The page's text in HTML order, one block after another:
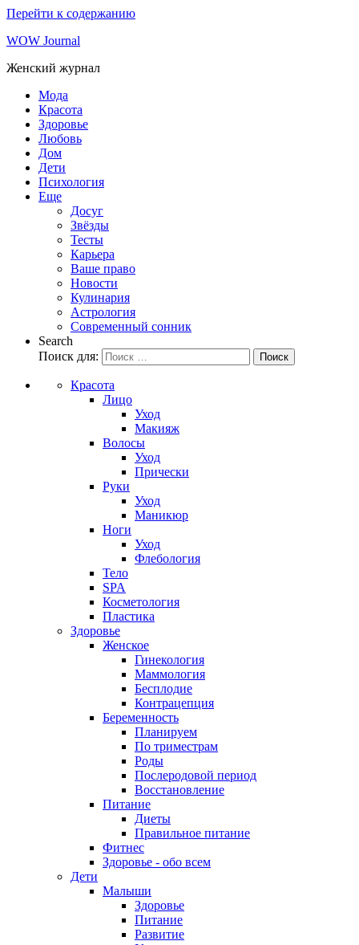
Перейти к содержанию
WOW Journal
Женский журнал
Мода
Красота
Здоровье
Любовь
Дом
Дети
Психология
Еще
Досуг
Звёзды
Тесты
Карьера
Ваше право
Новости
Кулинария
Астрология
Современный сонник
Search
Поиск для:
Поиск
Красота
Лицо
Уход
Макияж
Волосы
Уход
Прически
Руки
Уход
Маникюр
Ноги
Уход
Флебология
Тело
SPA
Косметология
Пластика
Здоровье
Женское
Гинекология
Маммология
Бесплодие
Контрацепция
Беременность
Планируем
По триместрам
Роды
Послеродовой период
Восстановление
Питание
Диеты
Правильное питание
Фитнес
Здоровье - обо всем
Дети
Малыши
Здоровье
Питание
Развитие